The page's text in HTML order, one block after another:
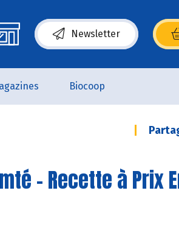
Newsletter
(s’ouvre dans une nouvelle
Biocoop
- Recette à Prix